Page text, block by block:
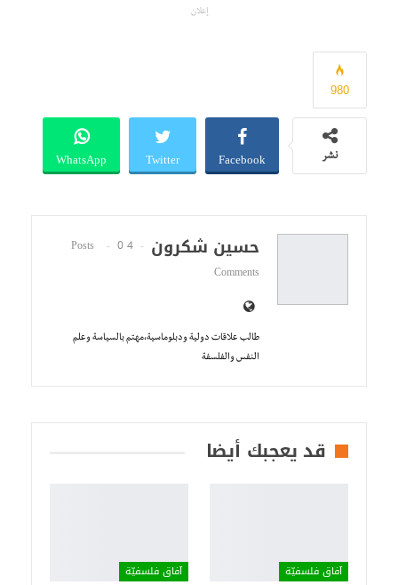
إعلان
980
نشر Facebook
Twitter
WhatsApp
حسين شكرون 4 Posts
0
Comments
طالب علاقات دولية ودبلوماسية،مهتم بالسياسة وعلم
النفس والفلسفة
قد يعجبك أيضا
آفاق فلسفيّة‎ آفاق فلسفيّة‎